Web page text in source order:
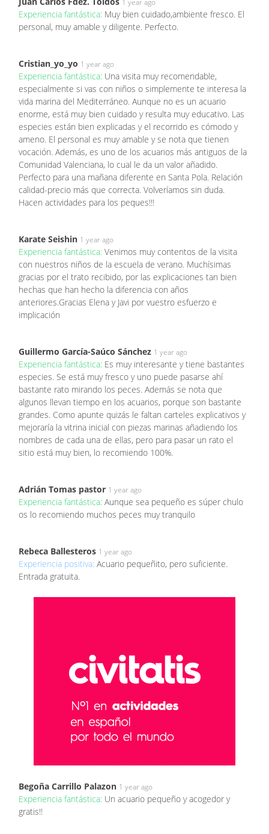
Experiencia fantástica: Muy bien cuidado,ambiente fresco. El
personal, muy amable y diligente. Perfecto.
Cristian_yo_yo 1 year ago
Experiencia fantástica: Una visita muy recomendable,
especialmente si vas con niños o simplemente te interesa la
vida marina del Mediterráneo. Aunque no es un acuario
enorme, está muy bien cuidado y resulta muy educativo. Las
especies están bien explicadas y el recorrido es cómodo y
ameno. El personal es muy amable y se nota que tienen
vocación. Además, es uno de los acuarios más antiguos de la
Comunidad Valenciana, lo cual le da un valor añadido.
Perfecto para una mañana diferente en Santa Pola. Relación
calidad-precio más que correcta. Volveríamos sin duda.
Hacen actividades para los peques!!!
Karate Seishin 1 year ago
Experiencia fantástica: Venimos muy contentos de la visita
con nuestros niños de la escuela de verano. Muchísimas
gracias por el trato recibido, por las explicaciones tan bien
hechas que han hecho la diferencia con años
anteriores.Gracias Elena y Javi por vuestro esfuerzo e
implicación
Guillermo García-Saúco Sánchez 1 year ago
Experiencia fantástica: Es muy interesante y tiene bastantes
especies. Se está muy fresco y uno puede pasarse ahí
bastante rato mirando los peces. Además se nota que
algunos llevan tiempo en los acuarios, porque son bastante
grandes. Como apunte quizás le faltan carteles explicativos y
mejoraría la vitrina inicial con piezas marinas añadiendo los
nombres de cada una de ellas, pero para pasar un rato el
sitio está muy bien, lo recomiendo 100%.
Adrián Tomas pastor 1 year ago
Experiencia fantástica: Aunque sea pequeño es súper chulo
os lo recomiendo muchos peces muy tranquilo
Rebeca Ballesteros 1 year ago
Experiencia positiva: Acuario pequeñito, pero suficiente.
Entrada gratuita.
Begoña Carrillo Palazon 1 year ago
Experiencia fantástica: Un acuario pequeño y acogedor y
gratis!!